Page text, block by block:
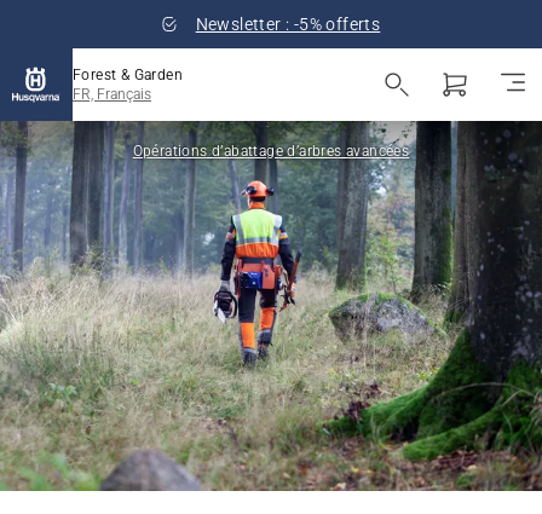
Newsletter : -5% offerts
Forest & Garden
FR, Français
Opérations d’abattage d’arbres avancées